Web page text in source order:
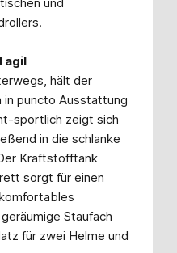
agil
hält der
in puncto Ausstattung
sportlich zeigt sich
in die schlanke
Kraftstofftank
sorgt für einen
Staufach
für zwei Helme und